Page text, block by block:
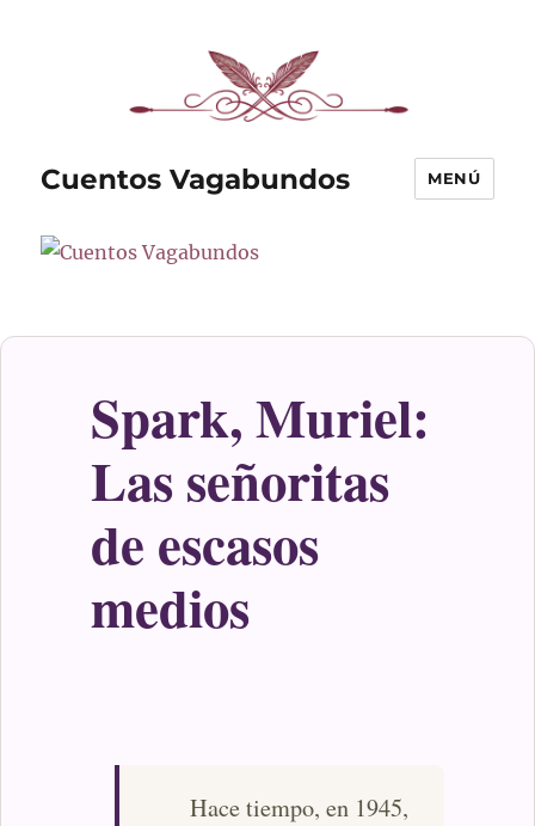
Cuentos Vagabundos MENÚ
Spark, Muriel:
Las señoritas
de escasos
medios
Hace tiempo, en 1945,